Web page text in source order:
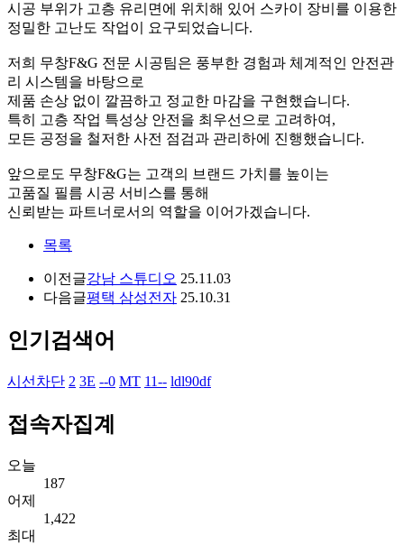
시공 부위가 고층 유리면에 위치해 있어 스카이 장비를 이용한
정밀한 고난도 작업이 요구되었습니다.
저희 무창F&G 전문 시공팀은 풍부한 경험과 체계적인 안전관
리 시스템을 바탕으로
제품 손상 없이 깔끔하고 정교한 마감을 구현했습니다.
특히 고층 작업 특성상 안전을 최우선으로 고려하여,
모든 공정을 철저한 사전 점검과 관리하에 진행했습니다.
앞으로도 무창F&G는 고객의 브랜드 가치를 높이는
고품질 필름 시공 서비스를 통해
신뢰받는 파트너로서의 역할을 이어가겠습니다.
목록
이전글강남 스튜디오 25.11.03
다음글평택 삼성전자 25.10.31
인기검색어
시선차단 2 3E --0 MT 11-- ldl90df
접속자집계
오늘
187
어제
1,422
최대